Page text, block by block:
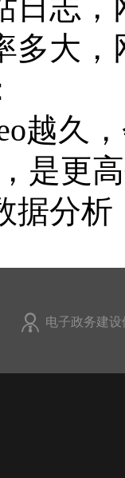
日志，
多大，
越久
是更
据分析
电子政务建设